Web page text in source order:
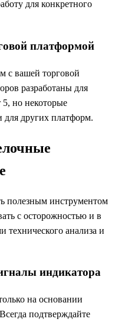
для конкретного
платформой
с вашей торговой
разработаны для
5, но некоторые
других платформ.
полезным инструментом
с осторожностью и в
технического анализа и
индикатора
на основании
подтверждайте